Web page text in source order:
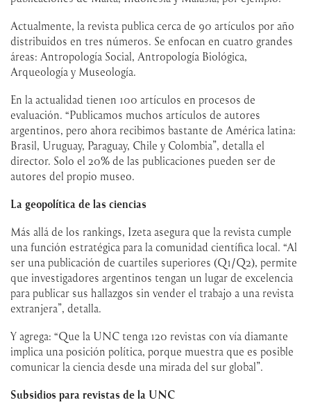
Actualmente, la revista publica cerca de 90 artículos por año
distribuidos en tres números. Se enfocan en cuatro grandes
áreas: Antropología Social, Antropología Biológica,
Arqueología y Museología.
En la actualidad tienen 100 artículos en procesos de
evaluación. “Publicamos muchos artículos de autores
argentinos, pero ahora recibimos bastante de América latina:
Brasil, Uruguay, Paraguay, Chile y Colombia”, detalla el
director. Solo el 20% de las publicaciones pueden ser de
autores del propio museo.
La geopolítica de las ciencias
Más allá de los rankings, Izeta asegura que la revista cumple
una función estratégica para la comunidad científica local. “Al
ser una publicación de cuartiles superiores (Q1/Q2), permite
que investigadores argentinos tengan un lugar de excelencia
para publicar sus hallazgos sin vender el trabajo a una revista
extranjera”, detalla.
Y agrega: “Que la UNC tenga 120 revistas con vía diamante
implica una posición política, porque muestra que es posible
comunicar la ciencia desde una mirada del sur global”.
Subsidios para revistas de la UNC